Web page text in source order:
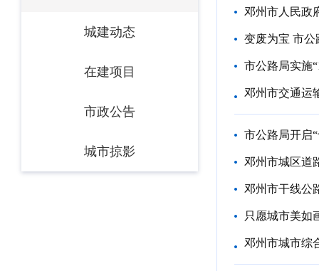
城建动态
在建项目
市政公告
城市掠影
邓州市人民政
变废为宝 市公
市公路局实施
邓州市交通运
市公路局开启
邓州市城区道
邓州市干线公
只愿城市美
邓州市城市综